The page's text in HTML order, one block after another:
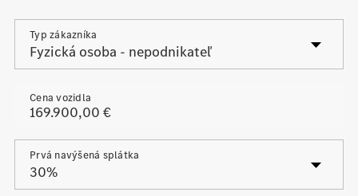
Typ zákazníka
Cena vozidla
Prvá navýšená splátka